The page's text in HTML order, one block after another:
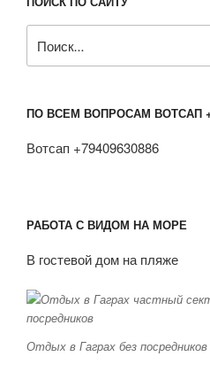
ПО ВСЕМ ВОПРОСАМ ВОТСАП
Вотсап +79409630886
РАБОТА С ВИДОМ НА МОРЕ
В гостевой дом на пляже
Отдых в Гаграх без посредников